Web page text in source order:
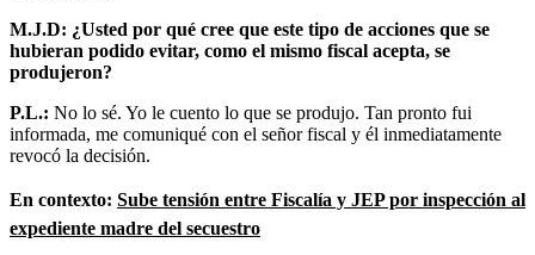
M.J.D: ¿Usted por qué cree que este tipo de acciones que se
hubieran podido evitar, como el mismo fiscal acepta, se
produjeron?
P.L.: No lo sé. Yo le cuento lo que se produjo. Tan pronto fui
informada, me comuniqué con el señor fiscal y él inmediatamente
revocó la decisión.
En contexto: Sube tensión entre Fiscalía y JEP por inspección al
expediente madre del secuestro